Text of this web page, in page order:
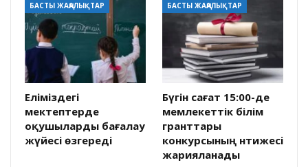
БАСТЫ ЖАҢАЛЫҚТАР
Еліміздегі
мектептерде
оқушыларды бағалау
жүйесі өзгереді
БАСТЫ ЖАҢАЛЫҚТАР
Бүгін сағат 15:00-де
мемлекеттік білім
гранттары
конкурсының нәтижесі
жарияланады